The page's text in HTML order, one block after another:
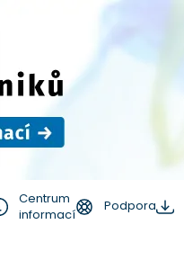
Centrum
informací
Podpora